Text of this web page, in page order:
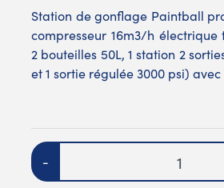
Station de gonflage Paintball
compresseur 16m3/h
2 bouteilles 50L, 1 station 2
et 1 sortie régulée 3000 psi)
Quantité
-